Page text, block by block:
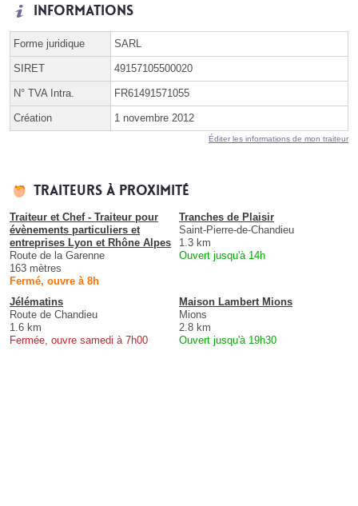
Informations
Forme juridique SARL
SIRET 49157105500020
N° TVA Intra. FR61491571055
Création 1 novembre 2012
Éditer les informations de mon traiteur
Traiteurs à proximité
Traiteur et Chef - Traiteur pour
évènements particuliers et
entreprises Lyon et Rhône Alpes
Route de la Garenne
163 mètres
Fermé, ouvre à 8h
Tranches de Plaisir
Saint-Pierre-de-Chandieu
1.3 km
Ouvert jusqu'à 14h
Jélématins
Route de Chandieu
1.6 km
Fermée, ouvre samedi à 7h00
Maison Lambert Mions
Mions
2.8 km
Ouvert jusqu'à 19h30